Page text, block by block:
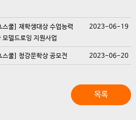
스쿨] 재학생대상 수업능력
모델드로잉 지원사업
2023-06-19
스쿨] 청강문학상 공모전 2023-06-20
목록